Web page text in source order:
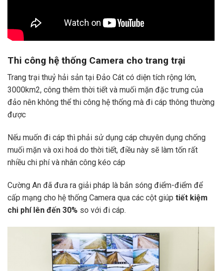
Thi công hệ thống Camera cho trang trại
Trang trại thuỷ hải sản tại Đảo Cát có diện tích rộng lớn,
3000km2, công thêm thời tiết và muối mặn đặc trưng của
đảo nên không thể thi công hệ thống mà đi cáp thông thường
được
Nếu muốn đi cáp thì phải sử dụng cáp chuyên dụng chống
muối mặn và oxi hoá do thời tiết, điều này sẽ làm tốn rất
nhiều chi phí và nhân công kéo cáp
Cường An đã đưa ra giải pháp là bắn sóng điểm-điểm để
cấp mạng cho hệ thống Camera qua các cột giúp tiết kiệm
chi phí lên đến 30% so với đi cáp.